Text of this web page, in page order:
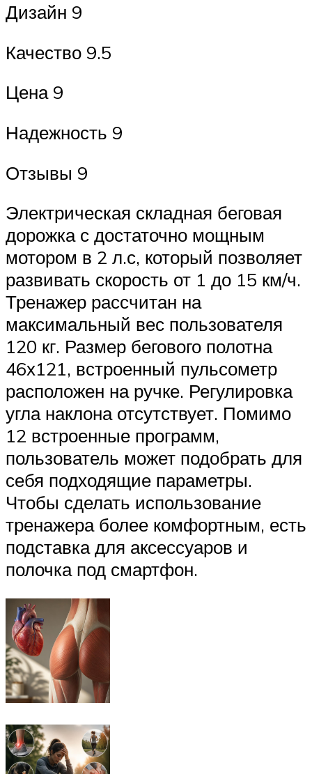
Дизайн 9
Качество 9.5
Цена 9
Надежность 9
Отзывы 9
Электрическая складная беговая
дорожка с достаточно мощным
мотором в 2 л.с, который позволяет
развивать скорость от 1 до 15 км/ч.
Тренажер рассчитан на
максимальный вес пользователя
120 кг. Размер бегового полотна
46х121, встроенный пульсометр
расположен на ручке. Регулировка
угла наклона отсутствует. Помимо
12 встроенные программ,
пользователь может подобрать для
себя подходящие параметры.
Чтобы сделать использование
тренажера более комфортным, есть
подставка для аксессуаров и
полочка под смартфон.